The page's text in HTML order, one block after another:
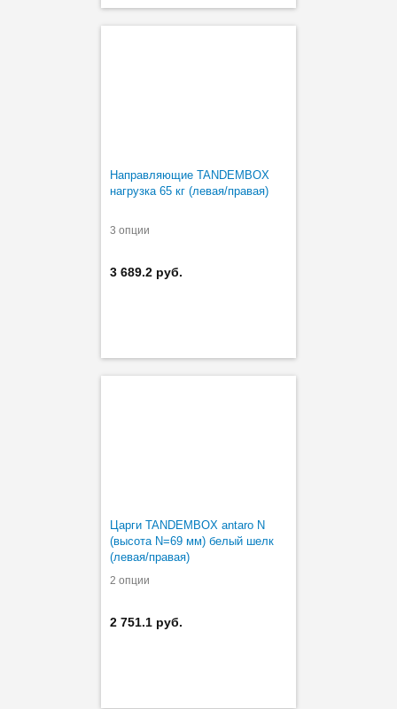
Направляющие TANDEMBOX
нагрузка 65 кг (левая/правая)
3 опции
3 689.2 руб.
Царги TANDEMBOX antaro N
(высота N=69 мм) белый шелк
(левая/правая)
2 опции
2 751.1 руб.